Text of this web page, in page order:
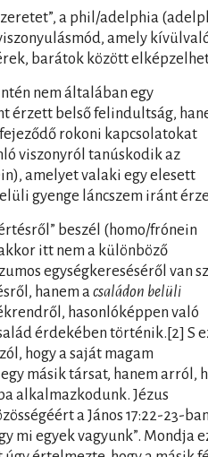
a phil/adelphia
amely
barátok között
nem általában egy
érzett belső felindultság,
rokoni kapcsolatokat
viszonyról tanúskodik az
amelyet valaki egy elesett
gyenge láncszem iránt
beszél (homo/frónein
itt nem a különböző
egységkereséséről van
hanem acsaládon belüli
hasonlóképpen való
érdekében történik.[2] S
hogy a saját magam
másik társat, hanem arról,
alkalmazkodunk. Jézus
a János 17:22-23-
mi egyek vagyunk”. Mondja